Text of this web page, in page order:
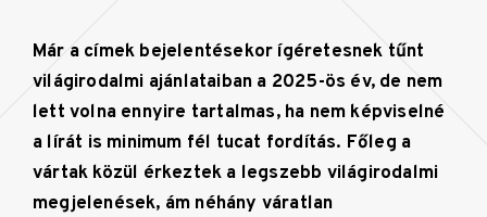
Már a címek bejelentésekor ígéretesnek tűnt
világirodalmi ajánlataiban a 2025-ös év, de nem
lett volna ennyire tartalmas, ha nem képviselné
a lírát is minimum fél tucat fordítás. Főleg a
vártak közül érkeztek a legszebb világirodalmi
megjelenések, ám néhány váratlan